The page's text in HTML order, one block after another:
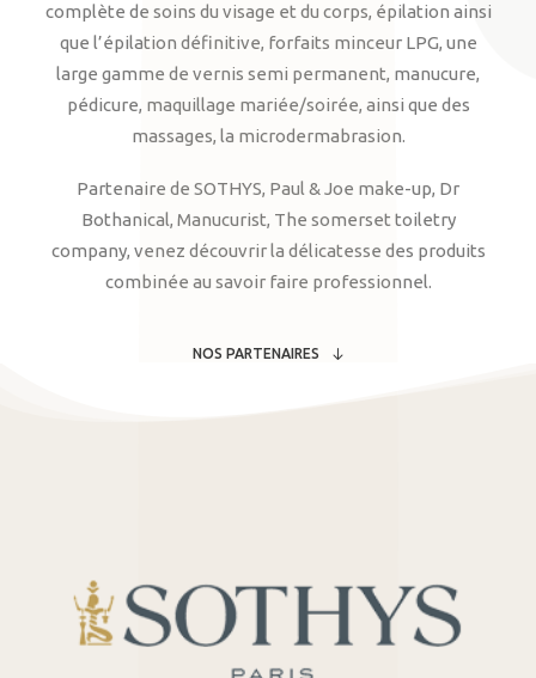
complète de soins du visage et du corps, épilation ainsi
que l’épilation définitive, forfaits minceur LPG, une
large gamme de vernis semi permanent, manucure,
pédicure, maquillage mariée/soirée, ainsi que des
massages, la microdermabrasion.
Partenaire de SOTHYS, Paul & Joe make-up, Dr
Bothanical, Manucurist, The somerset toiletry
company, venez découvrir la délicatesse des produits
combinée au savoir faire professionnel.
NOS PARTENAIRES